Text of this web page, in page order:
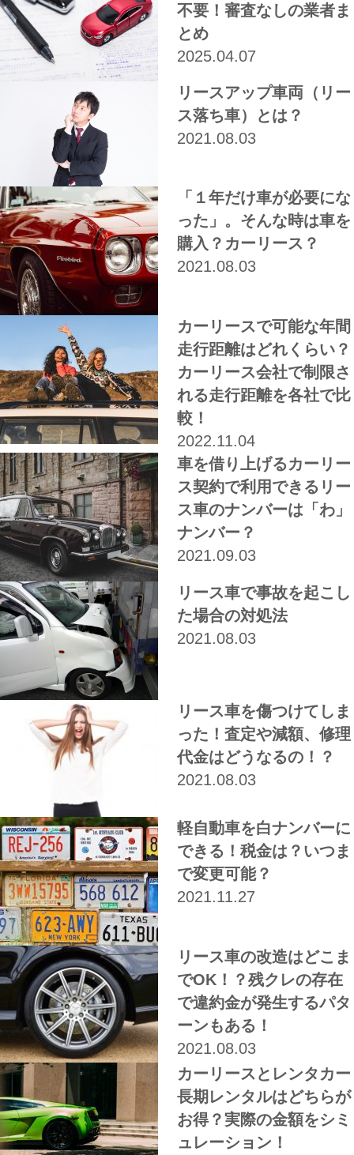
不要！審査なしの業者ま
とめ
2025.04.07
リースアップ車両（リー
ス落ち車）とは？
2021.08.03
「１年だけ車が必要にな
った」。そんな時は車を
購入？カーリース？
2021.08.03
カーリースで可能な年間
走行距離はどれくらい？
カーリース会社で制限さ
れる走行距離を各社で比
較！
2022.11.04
車を借り上げるカーリー
ス契約で利用できるリー
ス車のナンバーは「わ」
ナンバー？
2021.09.03
リース車で事故を起こし
た場合の対処法
2021.08.03
リース車を傷つけてしま
った！査定や減額、修理
代金はどうなるの！？
2021.08.03
軽自動車を白ナンバーに
できる！税金は？いつま
で変更可能？
2021.11.27
リース車の改造はどこま
でOK！？残クレの存在
で違約金が発生するパタ
ーンもある！
2021.08.03
カーリースとレンタカー
長期レンタルはどちらが
お得？実際の金額をシミ
ュレーション！